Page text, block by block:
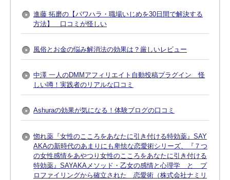
進藤 拓磨の【パワハラ・職場いじめを30日間で解決する
方法】 口コミが怪しい
風俗とお金の悩み解消法の効果は？厳しいレビュー
中澤 一人のDMMアフィリエイト自動投稿プラグイン 怪
しい噂！実践者のリアルな口コミ
Ashuraの効果が気になる！体験ブログの口コミ
惚れ薬『女性のこころをあなたに引き付ける特効薬』SAY
AKAの新時代のあまりにも卑怯な恋愛術シリーズ、『７つ
の女性感情をあやつり女性のこころをあなたに引き付ける
特効薬』SAYAKAメソッド・乙女の感情と心理学 と プ
ロファイリングから確立された 恋愛術（株式会社ナミリ